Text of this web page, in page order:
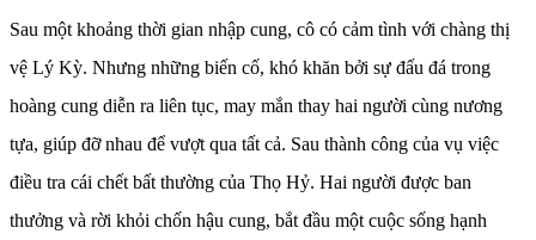
Sau một khoảng thời gian nhập cung, cô có cảm tình với chàng thị
vệ Lý Kỳ. Nhưng những biến cố, khó khăn bởi sự đấu đá trong
hoàng cung diễn ra liên tục, may mắn thay hai người cùng nương
tựa, giúp đỡ nhau để vượt qua tất cả. Sau thành công của vụ việc
điều tra cái chết bất thường của Thọ Hỷ. Hai người được ban
thưởng và rời khỏi chốn hậu cung, bắt đầu một cuộc sống hạnh